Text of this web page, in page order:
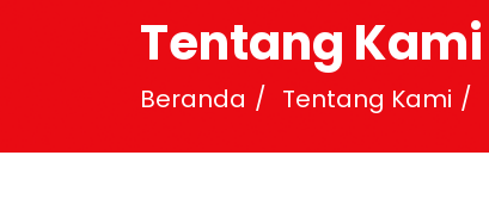
Tentang Kami
Beranda Tentang Kami